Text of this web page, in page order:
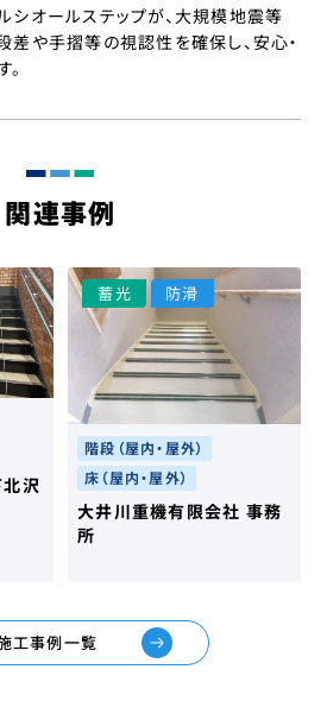
シオールステップが、大規模地震等
や手摺等の視認性を確保し、安心・
関連事例
沢
⁩蓄光 防滑
階段（屋内・屋外）
床（屋内・屋外）
大井川重機有限会社 事務
所
工事例一覧